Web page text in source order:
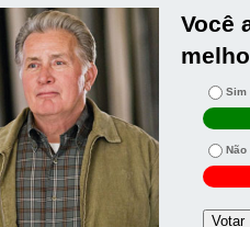
Você
Sim
Não